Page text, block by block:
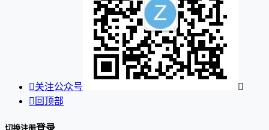
关注公众号

 回顶部